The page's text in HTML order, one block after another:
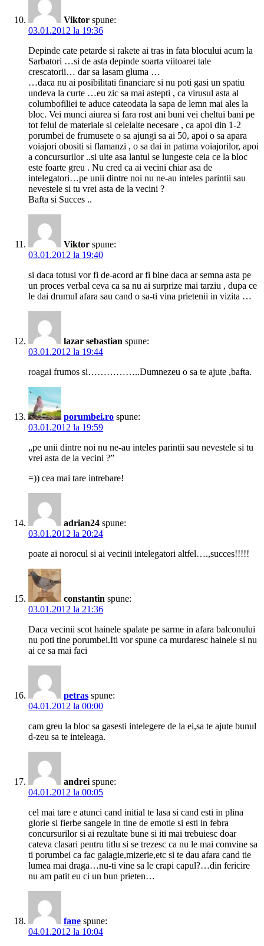
Viktor spune:
03.01.2012 la 19:36
Depinde cate petarde si rakete ai tras in fata blocului acum la
Sarbatori …si de asta depinde soarta viitoarei tale
crescatorii… dar sa lasam gluma …
…daca nu ai posibilitati financiare si nu poti gasi un spatiu
undeva la curte …eu zic sa mai astepti , ca virusul asta al
columbofiliei te aduce cateodata la sapa de lemn mai ales la
bloc. Vei munci aiurea si fara rost ani buni vei cheltui bani pe
tot felul de materiale si celelalte necesare , ca apoi din 1-2
porumbei de frumusete o sa ajungi sa ai 50, apoi o sa apara
voiajori obositi si flamanzi , o sa dai in patima voiajorilor, apoi
a concursurilor ..si uite asa lantul se lungeste ceia ce la bloc
este foarte greu . Nu cred ca ai vecini chiar asa de
intelegatori…pe unii dintre noi nu ne-au inteles parintii sau
nevestele si tu vrei asta de la vecini ?
Bafta si Succes ..
Viktor spune:
03.01.2012 la 19:40
si daca totusi vor fi de-acord ar fi bine daca ar semna asta pe
un proces verbal ceva ca sa nu ai surprize mai tarziu , dupa ce
le dai drumul afara sau cand o sa-ti vina prietenii in vizita …
lazar sebastian spune:
03.01.2012 la 19:44
roagai frumos si……………..Dumnezeu o sa te ajute ,bafta.
porumbei.ro spune:
03.01.2012 la 19:59
„pe unii dintre noi nu ne-au inteles parintii sau nevestele si tu
vrei asta de la vecini ?”
=)) cea mai tare intrebare!
adrian24 spune:
03.01.2012 la 20:24
poate ai norocul si ai vecinii intelegatori altfel….,succes!!!!!
constantin spune:
03.01.2012 la 21:36
Daca vecinii scot hainele spalate pe sarme in afara balconului
nu poti tine porumbei.Iti vor spune ca murdaresc hainele si nu
ai ce sa mai faci
petras spune:
04.01.2012 la 00:00
cam greu la bloc sa gasesti intelegere de la ei,sa te ajute bunul
d-zeu sa te inteleaga.
andrei spune:
04.01.2012 la 00:05
cel mai tare e atunci cand initial te lasa si cand esti in plina
glorie si fierbe sangele in tine de emotie si esti in febra
concursurilor si ai rezultate bune si iti mai trebuiesc doar
cateva clasari pentru titlu si se trezesc ca nu le mai comvine sa
ti porumbei ca fac galagie,mizerie,etc si te dau afara cand tie
lumea mai draga…nu-ti vine sa le crapi capul?…din fericire
nu am patit eu ci un bun prieten…
fane spune:
04.01.2012 la 10:04